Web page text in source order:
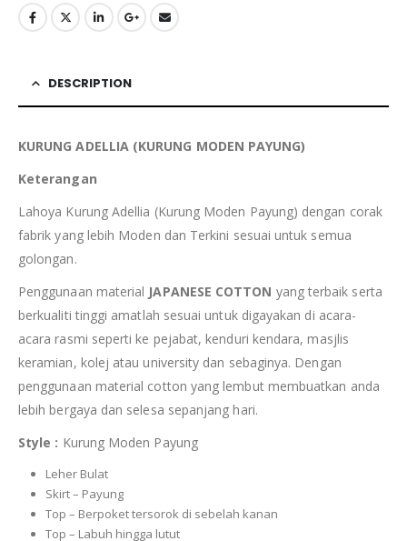
DESCRIPTION
KURUNG ADELLIA (KURUNG MODEN PAYUNG)
Keterangan
Lahoya Kurung Adellia (Kurung Moden Payung) dengan corak
fabrik yang lebih Moden dan Terkini sesuai untuk semua
golongan.
Penggunaan material JAPANESE COTTON yang terbaik serta
berkualiti tinggi amatlah sesuai untuk digayakan di acara-
acara rasmi seperti ke pejabat, kenduri kendara, masjlis
keramian, kolej atau university dan sebaginya. Dengan
penggunaan material cotton yang lembut membuatkan anda
lebih bergaya dan selesa sepanjang hari.
Style : Kurung Moden Payung
Leher Bulat
Skirt – Payung
Top – Berpoket tersorok di sebelah kanan
Top – Labuh hingga lutut